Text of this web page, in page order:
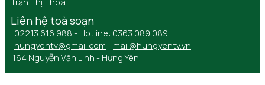
Liên hệ toà soạn
02213 616 988 - Hotline: 0363 089 089
hungyentv@gmail.com - mail@hungyentv.vn
164 Nguyễn Văn Linh - Hưng Yên